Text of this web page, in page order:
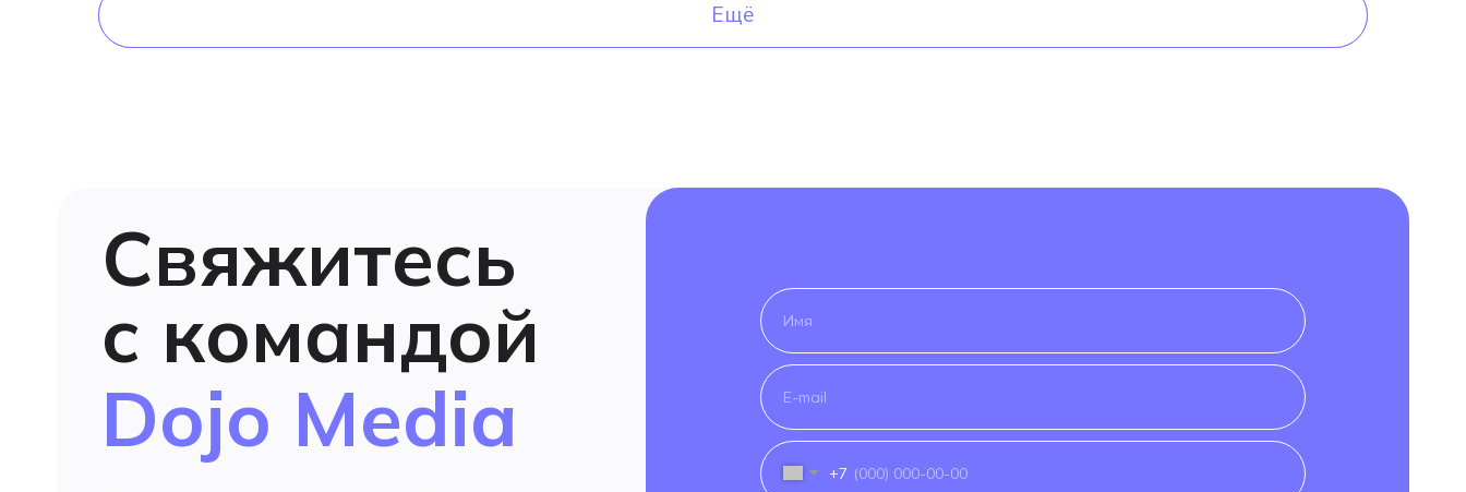
Ещё
Ещё
Dojo Media
Свяжитесь
с командой
+7